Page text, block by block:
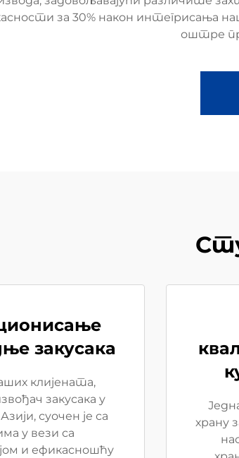
за 30% након интегрисања
оштре
закусака
клијената,
закусака у
суочен је са
у вези са
и ефикасношћу
храну